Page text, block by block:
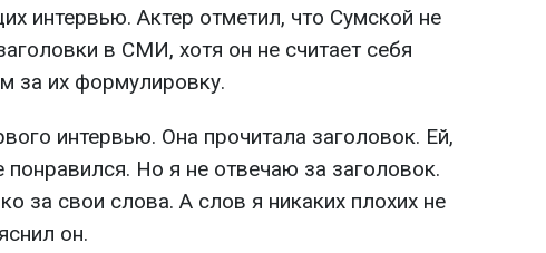
интервью. Актер отметил, что Сумской не
в СМИ, хотя он не считает себя
за их формулировку.
интервью. Она прочитала заголовок. Ей,
понравился. Но я не отвечаю за заголовок.
за свои слова. А слов я никаких плохих не
он.